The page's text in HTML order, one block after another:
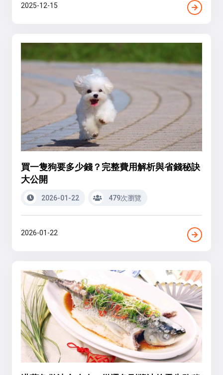
2025-12-15
買一隻狗要多少錢？完整費用解析與省錢秘訣
大公開
2026-01-22 479次瀏覽
2026-01-22